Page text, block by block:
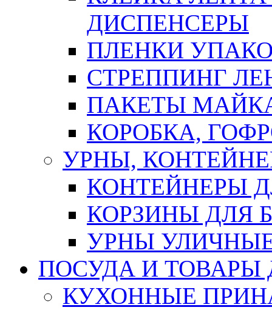
ДИСПЕНСЕРЫ
ПЛЕНКИ
СТРЕППИНГ
ПАКЕТЫ
КОРОБКА,
УРНЫ,
КОНТЕЙНЕРЫ
КОРЗИНЫ ДЛЯ
УРНЫ
ПОСУДА И ТОВАРЫ
КУХОННЫЕ